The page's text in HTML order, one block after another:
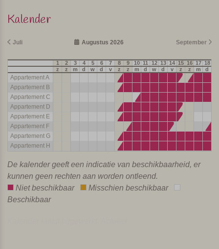
Kalender
Juli Augustus 2026 September
1 2 3 4 5 6 7 8 9 10 11 12 13 14 15 16 17 18
z
z m d w d v z z m d w d v z z m d
Appartement A
Appartement B
Appartement C
Appartement D
Appartement E
Appartement F
Appartement G
Appartement H
De kalender geeft een indicatie van beschikbaarheid, er
kunnen geen rechten aan worden ontleend.
Niet beschikbaar
Misschien beschikbaar
Beschikbaar